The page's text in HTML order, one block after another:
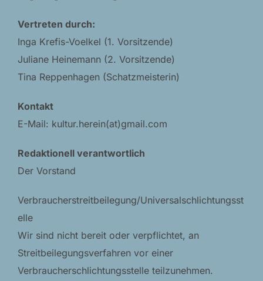
Vertreten durch:
Inga Krefis-Voelkel (1. Vorsitzende)
Juliane Heinemann (2. Vorsitzende)
Tina Reppenhagen (Schatzmeisterin)
Kontakt
E-Mail: kultur.herein(at)gmail.com
Redaktionell verantwortlich
Der Vorstand
Verbraucherstreitbeilegung/Universalschlichtungsst
elle
Wir sind nicht bereit oder verpflichtet, an
Streitbeilegungsverfahren vor einer
Verbraucherschlichtungsstelle teilzunehmen.